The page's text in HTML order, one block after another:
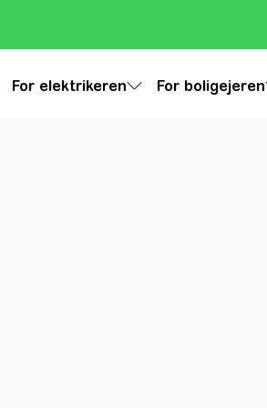
For elektrikeren For boligejeren